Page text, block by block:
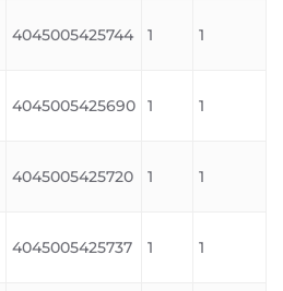
4045005425744 1 1
4045005425690 1 1
4045005425720 1 1
4045005425737 1 1